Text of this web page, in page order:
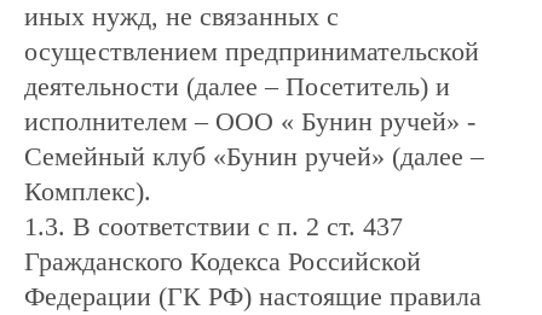
иных нужд, не связанных с
осуществлением предпринимательской
деятельности (далее – Посетитель) и
исполнителем – ООО « Бунин ручей» -
Семейный клуб «Бунин ручей» (далее –
Комплекс).
1.3. В соответствии с п. 2 ст. 437
Гражданского Кодекса Российской
Федерации (ГК РФ) настоящие правила